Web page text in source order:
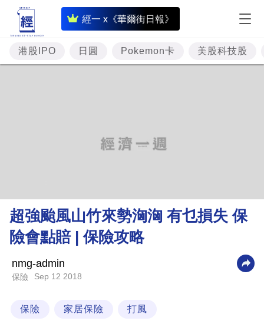
經一 x《華爾街日報》
即
時
財
經
理
財
科
港股IPO 日圓 Pokemon卡 美股科技股
超強颱風山竹來勢洶洶 有乜損失 保
險會點賠 | 保險攻略
nmg-admin
保險 Sep 12 2018
保險 家居保險 打風